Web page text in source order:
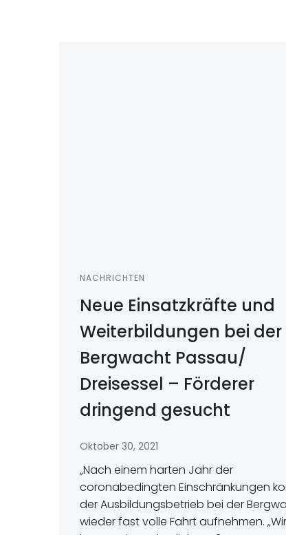
NACHRICHTEN
Neue Einsatzkräfte und
Weiterbildungen bei der
Bergwacht Passau/
Dreisessel – Förderer
dringend gesucht
Oktober 30, 2021
„Nach einem harten Jahr der
coronabedingten Einschränkungen
der Ausbildungsbetrieb bei der
wieder fast volle Fahrt aufnehmen. „Wir